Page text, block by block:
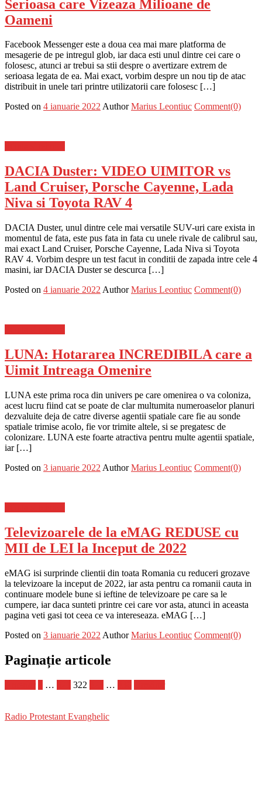
Serioasa care Vizeaza Milioane de
Oameni
Facebook Messenger este a doua cea mai mare platforma de
mesagerie de pe intregul glob, iar daca esti unul dintre cei care o
folosesc, atunci ar trebui sa stii despre o avertizare extrem de
serioasa legata de ea. Mai exact, vorbim despre un nou tip de atac
distribuit in unele tari printre utilizatorii care folosesc […]
Posted on 4 ianuarie 2022Author Marius Leontiuc Comment(0)
DACIA Duster: VIDEO UIMITOR vs
Land Cruiser, Porsche Cayenne, Lada
Niva si Toyota RAV 4
DACIA Duster, unul dintre cele mai versatile SUV-uri care exista in
momentul de fata, este pus fata in fata cu unele rivale de calibrul sau,
mai exact Land Cruiser, Porsche Cayenne, Lada Niva si Toyota
RAV 4. Vorbim despre un test facut in conditii de zapada intre cele 4
masini, iar DACIA Duster se descurca […]
Posted on 4 ianuarie 2022 Author Marius Leontiuc Comment(0)
LUNA: Hotararea INCREDIBILA care a
Uimit Intreaga Omenire
LUNA este prima roca din univers pe care omenirea o va coloniza,
acest lucru fiind cat se poate de clar multumita numeroaselor planuri
dezvaluite deja de catre diverse agentii spatiale care fie au sonde
spatiale trimise acolo, fie vor trimite altele, si se pregatesc de
colonizare. LUNA este foarte atractiva pentru multe agentii spatiale,
iar […]
Posted on 3 ianuarie 2022 Author Marius Leontiuc Comment(0)
Televizoarele de la eMAG REDUSE cu
MII de LEI la Inceput de 2022
eMAG isi surprinde clientii din toata Romania cu reduceri grozave
la televizoare la inceput de 2022, iar asta pentru ca romanii cauta in
continuare modele bune si ieftine de televizoare pe care sa le
cumpere, iar daca sunteti printre cei care vor asta, atunci in aceasta
pagina veti gasi tot ceea ce va intereseaza. eMAG […]
Posted on 3 ianuarie 2022 Author Marius Leontiuc Comment(0)
Paginație articole
… 322 …
Radio Protestant Evanghelic